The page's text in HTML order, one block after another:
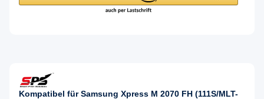
Kompatibel für Samsung Xpress M 2070 FH (111S/MLT-